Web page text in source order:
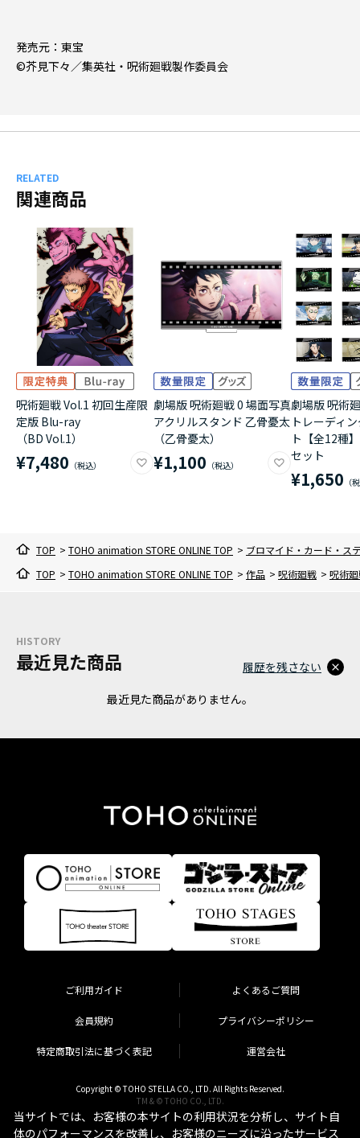
発売元：東宝
©芥見下々／集英社・呪術廻戦製作委員会
RELATED
関連商品
呪術廻戦 Vol.1 初回生産限
定版 Blu-ray
（BD Vol.1）
¥7,480
劇場版 呪術廻戦 0 場面写真
アクリルスタンド 乙骨憂太
（乙骨憂太）
¥1,100
劇場版 呪術
トレーディ
ト【全12種
セット
¥1,650
TOP > TOHO animation STORE ONLINE TOP > ブロマイド・カード・ス
TOP > TOHO animation STORE ONLINE TOP > 作品 > 呪術廻戦 > 呪術
HISTORY
最近見た商品
最近見た商品がありません。
履歴を残さない
ご利用ガイド よくあるご質問
会員規約 プライバシーポリシー
特定商取引法に基づく表記 運営会社
Copyright © TOHO STELLA CO., LTD. All Rights Reserved.
TM & © TOHO CO., LTD.
当サイトでは、お客様の本サイトの利用状況を分析し、サイト自
体のパフォーマンスを改善し、お客様のニーズに沿ったサービス